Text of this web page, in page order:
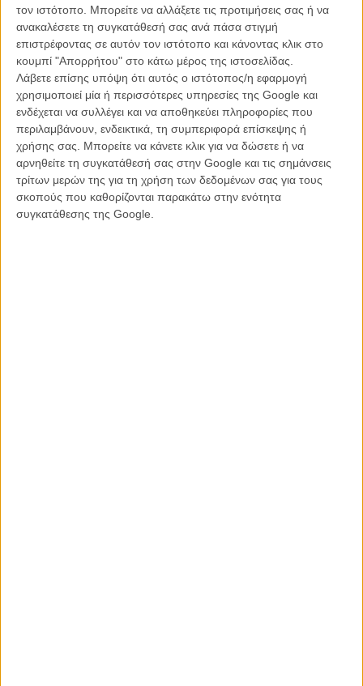
τον ιστότοπο. Μπορείτε να αλλάξετε τις προτιμήσεις σας ή να
ανακαλέσετε τη συγκατάθεσή σας ανά πάσα στιγμή
επιστρέφοντας σε αυτόν τον ιστότοπο και κάνοντας κλικ στο
κουμπί "Απορρήτου" στο κάτω μέρος της ιστοσελίδας.
Λάβετε επίσης υπόψη ότι αυτός ο ιστότοπος/η εφαρμογή
χρησιμοποιεί μία ή περισσότερες υπηρεσίες της Google και
ενδέχεται να συλλέγει και να αποθηκεύει πληροφορίες που
περιλαμβάνουν, ενδεικτικά, τη συμπεριφορά επίσκεψης ή
χρήσης σας. Μπορείτε να κάνετε κλικ για να δώσετε ή να
αρνηθείτε τη συγκατάθεσή σας στην Google και τις σημάνσεις
τρίτων μερών της για τη χρήση των δεδομένων σας για τους
σκοπούς που καθορίζονται παρακάτω στην ενότητα
συγκατάθεσης της Google.
21.39 Ο Τάσος Μπουλμέτης ανακοινώνει πως ο παρουσιαστής της
βραδιάς είναι ο Χρήστος Λούλης. Στη σκηνή ανεβαίνει ο Βασίλης
Χαραλαμπόπουλος. Εκείνος με τη σειρά του φωνάζει τον εαυτό του
επί σκηνής και ... ανεβαίνει ο Χρήστος Λούλης. Αστοχο σεναριακό
αστείο.
21.41 Το πρώτο βραβείο (ειδικών εφέ και κινηματογραφικής
καινοτομίας) παρουσιάζει ένας ταχυδακτυλουργός, ο οποίος κάνει κι
ένα κόλπο επί σκηνής. Το βραβείο μοιράζεται ανάμεσα στο Νίκο
Μουτσελο για την «Υπογραφή» και στον Ντίνο Θεοδοσίου για τα
«Σκυλιά». Ο Ντίνος Θεοδοσίου δηλώνει «ελπίζω αυτό το βραβείο να
είναι μια προώθηση για το ελληνικό animation».